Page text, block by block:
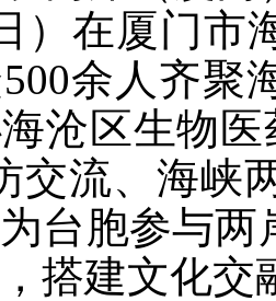
）在厦门市
余人齐聚
沧区生物
交流、海峡
台胞参与
搭建文化交